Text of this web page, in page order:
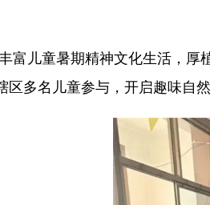
富儿童暑期精神文化生活，厚
区多名儿童参与，开启趣味自